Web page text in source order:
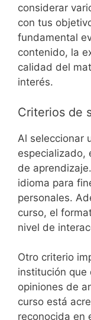
considerar
con tus
fundamental
contenido, la
calidad del
interés.
Criterios de
Al seleccionar
especializado,
de
idioma para
personales.
curso, el
nivel de
Otro criterio
institución que
opiniones de
curso está
reconocida en